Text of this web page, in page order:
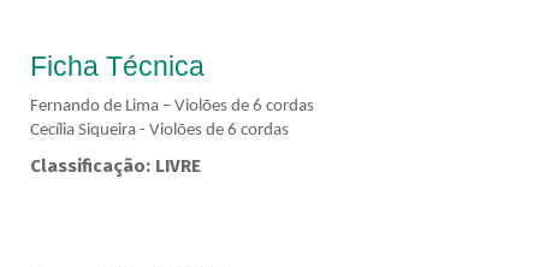
Ficha Técnica
Fernando de Lima – Violões de 6 cordas
Cecília Siqueira - Violões de 6 cordas
Classificação: LIVRE